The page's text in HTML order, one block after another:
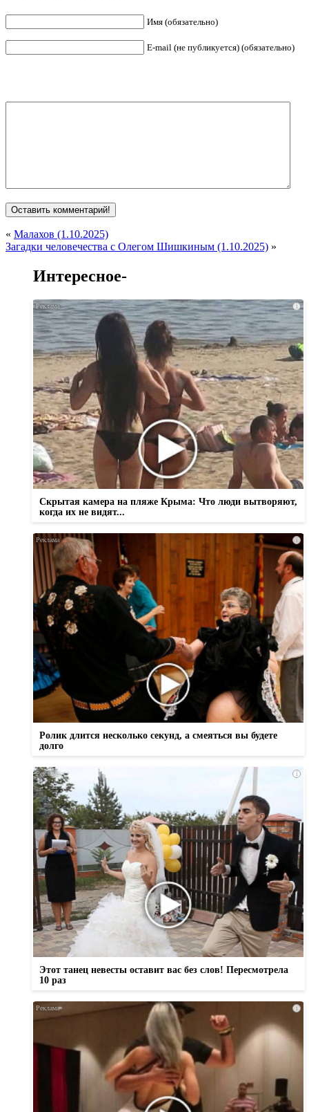
Имя (обязательно)
E-mail (не публикуется) (обязательно)
« Малахов (1.10.2025)
Загадки человечества с Олегом Шишкиным (1.10.2025) »
Интересное-
i
Скрытая камера на пляже Крыма: Что люди вытворяют,
когда их не видят...
i
Ролик длится несколько секунд, а смеяться вы будете
долго
i
Этот танец невесты оставит вас без слов! Пересмотрела
10 раз
i